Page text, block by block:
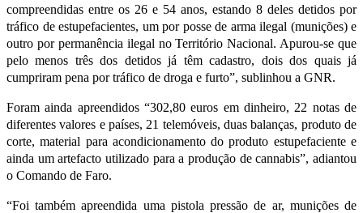
compreendidas entre os 26 e 54 anos, estando 8 deles detidos por
tráfico de estupefacientes, um por posse de arma ilegal (munições) e
outro por permanência ilegal no Território Nacional. Apurou-se que
pelo menos três dos detidos já têm cadastro, dois dos quais já
cumpriram pena por tráfico de droga e furto”, sublinhou a GNR.
Foram ainda apreendidos “302,80 euros em dinheiro, 22 notas de
diferentes valores e países, 21 telemóveis, duas balanças, produto de
corte, material para acondicionamento do produto estupefaciente e
ainda um artefacto utilizado para a produção de cannabis”, adiantou
o Comando de Faro.
“Foi também apreendida uma pistola pressão de ar, munições de